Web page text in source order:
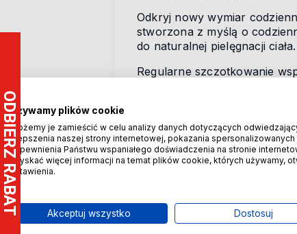
Odkryj nowy wymiar
stworzona z myślą o
do naturalnej pielęgnacji ciała.
Regularne szczotkowanie
luksusowego peelingu.
oczyszczania z toksyn.
działa korzystnie na
problematycznej.
Codziennie rano i
dołu w kierunku serca,
brzuchowi, wykonując
kąpielą, co najmniej 3 razy
już po 3-4 sesjach.
Używamy plików cookie
Możemy je zamieścić w celu analizy danych dotyczących
ulepszenia naszej strony internetowej, pokazania spersonalizowanych
zapewnienia Państwu wspaniałego doświadczenia na stronie
uzyskać więcej informacji na temat plików cookie, których używamy,
ustawienia.
Akceptuj wszystko Dostosuj